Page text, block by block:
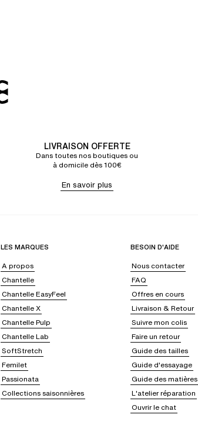
LIVRAISON OFFERTE
Dans toutes nos boutiques ou
à domicile dès 100€
En savoir plus
LES MARQUES
A propos
Chantelle
Chantelle EasyFeel
Chantelle X
Chantelle Pulp
Chantelle Lab
SoftStretch
Femilet
Passionata
Collections saisonnières
BESOIN D'AIDE
Nous contacter
FAQ
Offres en cours
Livraison & Retour
Suivre mon colis
Faire un retour
Guide des tailles
Guide d'essayage
Guide des matières
L'atelier réparation
Ouvrir le chat